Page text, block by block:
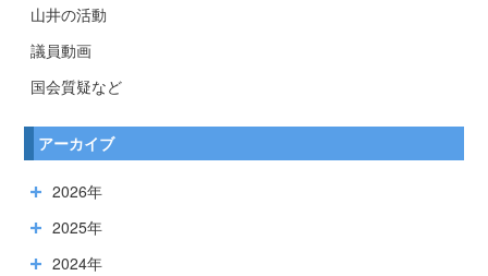
山井の活動
議員動画
国会質疑など
アーカイブ
2026年
2025年
2024年